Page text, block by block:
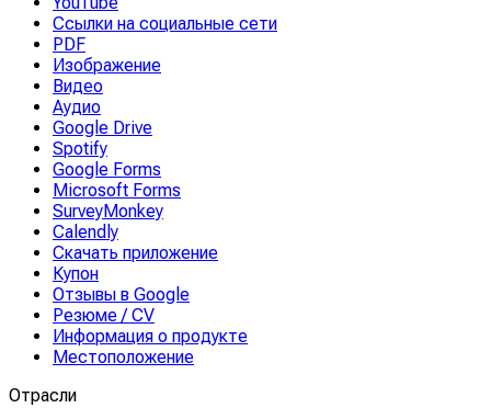
Ссылки на социальные сети
PDF
Изображение
Видео
Аудио
Google Drive
Spotify
Google Forms
Microsoft Forms
SurveyMonkey
Calendly
Скачать приложение
Купон
Отзывы в Google
Резюме / CV
Информация о продукте
Местоположение
Отрасли